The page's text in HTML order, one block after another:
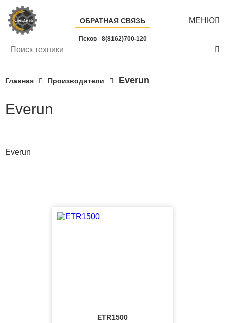
ОБРАТНАЯ СВЯЗЬ МЕНЮ
Псков 8(8162)700-120

Главная Производители Everun
Everun
Everun
ETR1500